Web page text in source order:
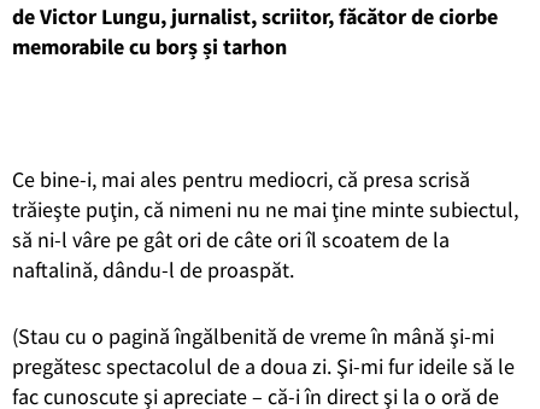
de Victor Lungu, jurnalist, scriitor, făcător de ciorbe
memorabile cu borș și tarhon
Ce bine-i, mai ales pentru mediocri, că presa scrisă
trăieşte puţin, că nimeni nu ne mai ţine minte subiectul,
să ni-l vâre pe gât ori de câte ori îl scoatem de la
naftalină, dându-l de proaspăt.
(Stau cu o pagină îngălbenită de vreme în mână şi-mi
pregătesc spectacolul de a doua zi. Şi-mi fur ideile să le
fac cunoscute şi apreciate – că-i în direct şi la o oră de